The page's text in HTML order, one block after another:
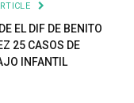
EL DIF DE BENITO
25 CASOS DE
INFANTIL